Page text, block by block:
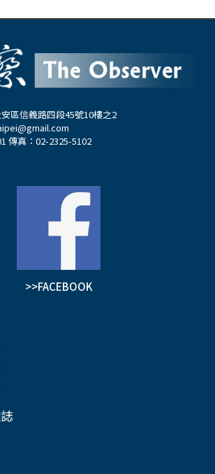
區信義路四段45號10樓之2
傳真：02-2325-5102
>>FACEBOOK